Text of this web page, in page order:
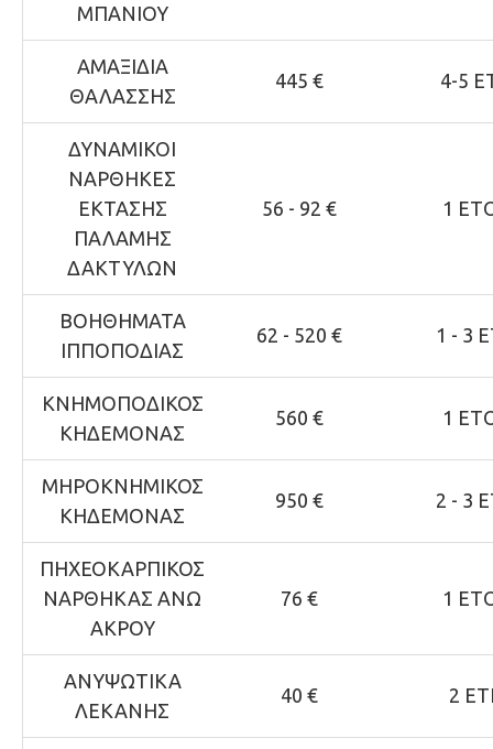
ΜΠΑΝΙΟΥ
ΑΜΑΞΙΔΙΑ
ΘΑΛΑΣΣΗΣ
445 € 4-5
ΔΥΝΑΜΙΚΟΙ
ΝΑΡΘΗΚΕΣ
ΕΚΤΑΣΗΣ
ΠΑΛΑΜΗΣ
ΔΑΚΤΥΛΩΝ
56 - 92 € 1
ΒΟΗΘΗΜΑΤΑ
ΙΠΠΟΠΟΔΙΑΣ
62 - 520 € 1 - 3
ΚΝΗΜΟΠΟΔΙΚΟΣ
ΚΗΔΕΜΟΝΑΣ
560 € 1
ΜΗΡΟΚΝΗΜΙΚΟΣ
ΚΗΔΕΜΟΝΑΣ
950 € 2 - 3
ΠΗΧΕΟΚΑΡΠΙΚΟΣ
ΝΑΡΘΗΚΑΣ ΑΝΩ
ΑΚΡΟΥ
76 € 1
ΑΝΥΨΩΤΙΚΑ
ΛΕΚΑΝΗΣ
40 € 2